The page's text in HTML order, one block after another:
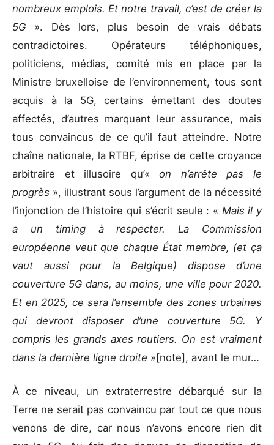
nombreux emplois. Et notre travail, c’est de créer la
5G ». Dès lors, plus besoin de vrais débats
contradictoires. Opérateurs téléphoniques,
politiciens, médias, comité mis en place par la
Ministre bruxelloise de l’environnement, tous sont
acquis à la 5G, certains émettant des doutes
affectés, d’autres marquant leur assurance, mais
tous convaincus de ce qu’il faut atteindre. Notre
chaîne nationale, la RTBF, éprise de cette croyance
arbitraire et illusoire qu’«on n’arrête pas le
progrès », illustrant sous l’argument de la nécessité
l’injonction de l’histoire qui s’écrit seule : « Mais il y
a un timing à respecter. La Commission
européenne veut que chaque État membre, (et ça
vaut aussi pour la Belgique) dispose d’une
couverture 5G dans, au moins, une ville pour 2020.
Et en 2025, ce sera l’ensemble des zones urbaines
qui devront disposer d’une couverture 5G. Y
compris les grands axes routiers. On est vraiment
dans la dernière ligne droite »[note], avant le mur…
À ce niveau, un extraterrestre débarqué sur la
Terre ne serait pas convaincu par tout ce que nous
venons de dire, car nous n’avons encore rien dit